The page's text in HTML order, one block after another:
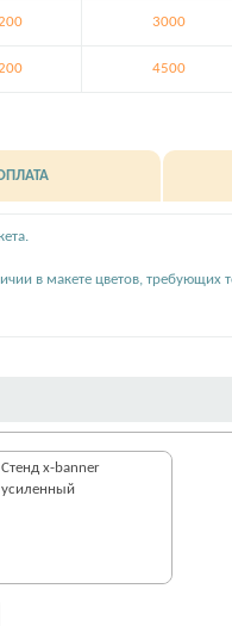
3000
4500
в макете цветов, требующих
Стенд x-banner
усиленный